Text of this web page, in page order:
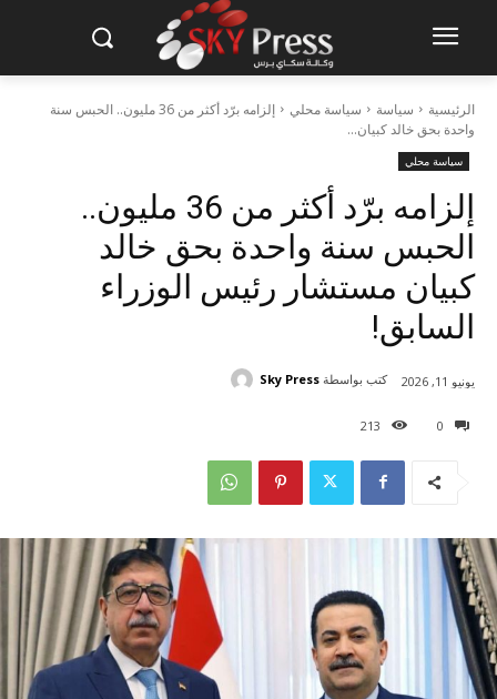
الرئيسية سياسة سياسة محلي
إلزامه برّد أكثر من 36 مليون.. الحبس سنة
واحدة بحق خالد كبيان...
سياسة محلي
إلزامه برّد أكثر من 36 مليون..
الحبس سنة واحدة بحق خالد
كبيان مستشار رئيس الوزراء
السابق!
0
213
يونيو 11, 2026 كتب بواسطة Sky Press